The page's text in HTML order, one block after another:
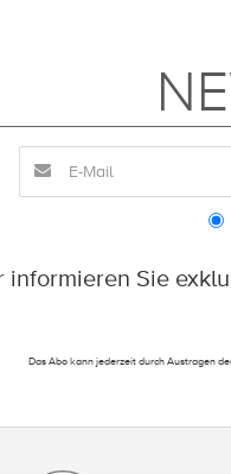
informieren Sie
Das Abo kann jederzeit durch Austragen